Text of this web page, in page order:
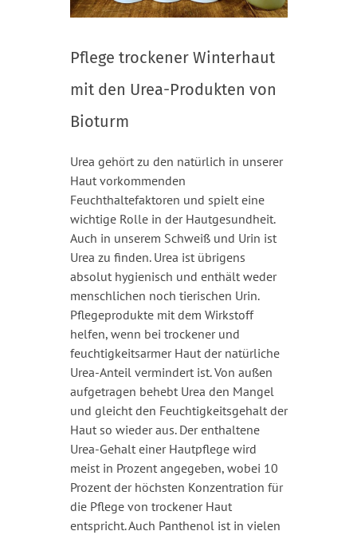
Pflege trockener Winterhaut
mit den Urea-Produkten von
Bioturm
Urea gehört zu den natürlich in unserer
Haut vorkommenden
Feuchthaltefaktoren und spielt eine
wichtige Rolle in der Hautgesundheit.
Auch in unserem Schweiß und Urin ist
Urea zu finden. Urea ist übrigens
absolut hygienisch und enthält weder
menschlichen noch tierischen Urin.
Pflegeprodukte mit dem Wirkstoff
helfen, wenn bei trockener und
feuchtigkeitsarmer Haut der natürliche
Urea-Anteil vermindert ist. Von außen
aufgetragen behebt Urea den Mangel
und gleicht den Feuchtigkeitsgehalt der
Haut so wieder aus. Der enthaltene
Urea-Gehalt einer Hautpflege wird
meist in Prozent angegeben, wobei 10
Prozent der höchsten Konzentration für
die Pflege von trockener Haut
entspricht. Auch Panthenol ist in vielen